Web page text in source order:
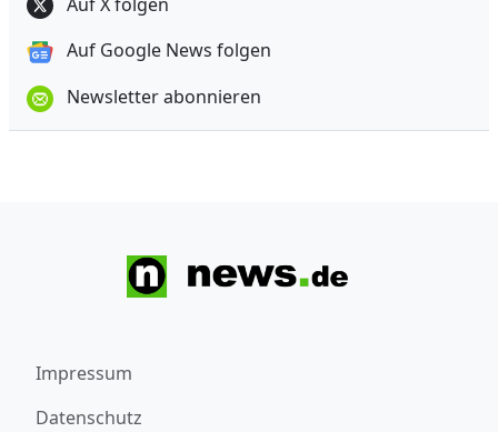
Auf Google News folgen
Newsletter abonnieren
Impressum
Datenschutz